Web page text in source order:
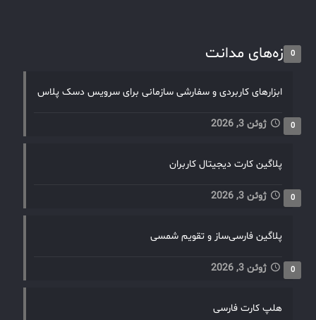
تازه‌های مدانت0
ابزارهای کاربردی و سفارشی سازمانی برای سرویس دسک پلاس
ژوئن 3, 2026 0
پلاگین کارت دیجیتال کاربران
ژوئن 3, 2026 0
پلاگین فارسی‌ساز و تقویم شمسی
ژوئن 3, 2026 0
هلپ کارت فارسی